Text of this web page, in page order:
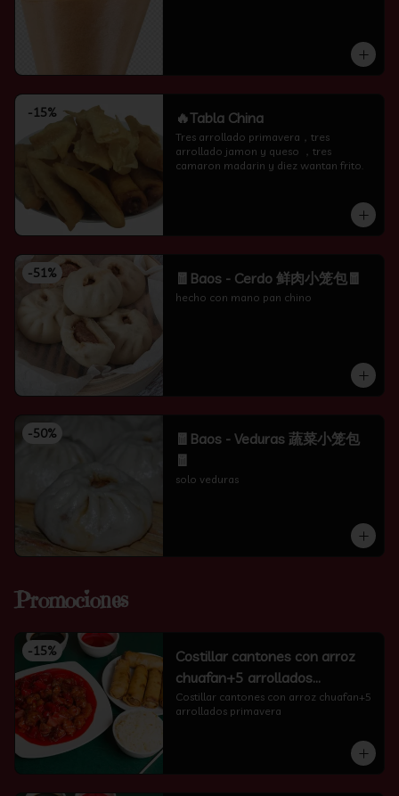
-15% 🔥Tabla China
Tres arrollado primavera，tres
arrollado jamon y queso ，tres
camaron madarin y diez wantan frito.
-51% 🧧Baos - Cerdo 鲜肉小笼包🧧
hecho con mano pan chino
-50%
🧧Baos - Veduras 蔬菜小笼包
solo veduras
Promociones
-15%
Costillar cantones con arroz
chuafan+5 arrollados
primavera
Costillar cantones con arroz chuafan+5
arrollados primavera